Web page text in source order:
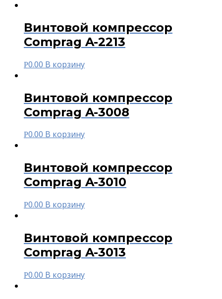
Винтовой компрессор
Comprag A-2213
Р0.00 В корзину
Винтовой компрессор
Comprag A-3008
Р0.00 В корзину
Винтовой компрессор
Comprag A-3010
Р0.00 В корзину
Винтовой компрессор
Comprag A-3013
Р0.00 В корзину